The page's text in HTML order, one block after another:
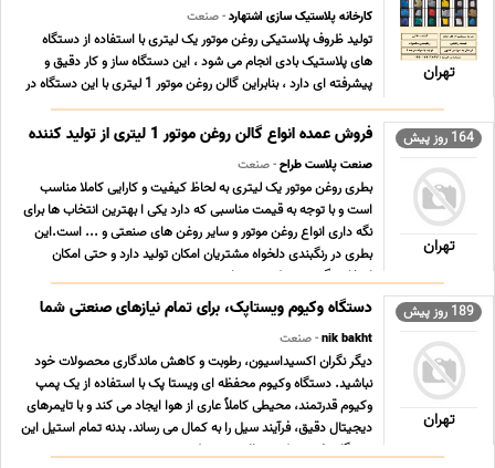
تهران
کارخانه پلاستیک سازی اشتهارد- صنعت
تولید ظروف پلاستیکی روغن موتور یک لیتری با استفاده از دستگاه
های پلاستیک بادی انجام می شود ، این دستگاه ساز و کار دقیق و
پیشرفته ای دارد ، بنابراین گالن روغن موتور 1 لیتری با این دستگاه در
مدت زمان کوتاه و با کیفیت بسیار بالا انجام می شود. از آنجایی که
درون گالن روغن موتور از مای ... ...
164 روز پیش
تهران
فروش عمده انواع گالن روغن موتور 1 لیتری از تولید کننده
صنعت پلاست طراح- صنعت
بطری روغن موتور یک لیتری به لحاظ کیفیت و کارایی کاملا مناسب
است و با توجه به قیمت مناسبی که دارد یکی ا بهترین انتخاب ها برای
نگه داری انواع روغن موتور و سایر روغن های صنعتی و ... است.این
بطری در رنگبندی دلخواه مشتریان امکان تولید دارد و حتی امکان
انتخاب نگ درب بطری نیز برای مشتری ... ...
189 روز پیش
تهران
دستگاه وکیوم ویستاپک، برای تمام نیازهای صنعتی شما
nik bakht- صنعت
دیگر نگران اکسیداسیون، رطوبت و کاهش ماندگاری محصولات خود
نباشید. دستگاه وکیوم محفظه ای ویستا پک با استفاده از یک پمپ
وکیوم قدرتمند، محیطی کاملاً عاری از هوا ایجاد می کند و با تایمرهای
دیجیتال دقیق، فرآیند سیل را به کمال می رساند. بدنه تمام استیل این
دستگاه تضمین کننده بالاترین سط ... ...